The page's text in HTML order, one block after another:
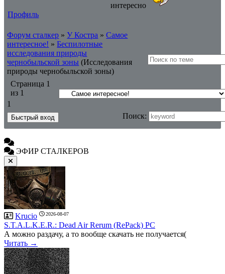
интересно
Профиль
Форум сталкер » У Костра » Самое
интересное! » Беспилотные
исследования природы
чернобыльской зоны (Исследования
природы чернобыльской зоны)
Страница 1
из 1
1
Поиск:
ЭФИР СТАЛКЕРОВ
Krucio 2026-08-07
S.T.A.L.K.E.R.: Dead Air Rerum (RePack) PC
А можно раздачу, а то вообще скачать не получается(
Читать →